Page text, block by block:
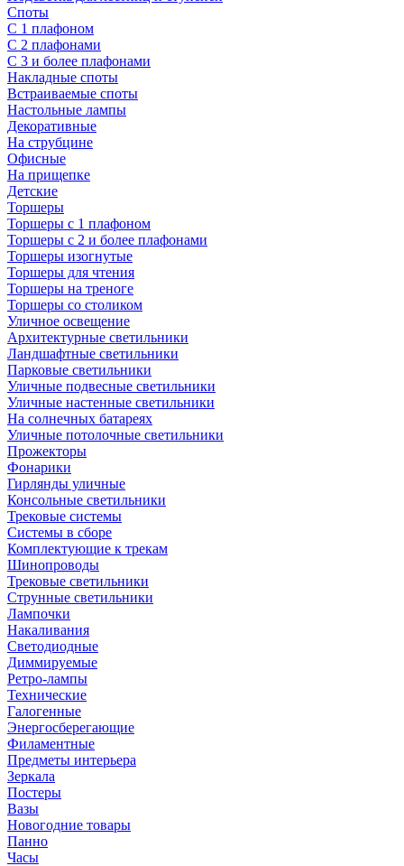
Споты
С 1 плафоном
С 2 плафонами
С 3 и более плафонами
Накладные споты
Встраиваемые споты
Настольные лампы
Декоративные
На струбцине
Офисные
На прищепке
Детские
Торшеры
Торшеры с 1 плафоном
Торшеры с 2 и более плафонами
Торшеры изогнутые
Торшеры для чтения
Торшеры на треноге
Торшеры со столиком
Уличное освещение
Архитектурные светильники
Ландшафтные светильники
Парковые светильники
Уличные подвесные светильники
Уличные настенные светильники
На солнечных батареях
Уличные потолочные светильники
Прожекторы
Фонарики
Гирлянды уличные
Консольные светильники
Трековые системы
Системы в сборе
Комплектующие к трекам
Шинопроводы
Трековые светильники
Струнные светильники
Лампочки
Накаливания
Светодиодные
Диммируемые
Ретро-лампы
Технические
Галогенные
Энергосберегающие
Филаментные
Предметы интерьера
Зеркала
Постеры
Вазы
Новогодние товары
Панно
Часы